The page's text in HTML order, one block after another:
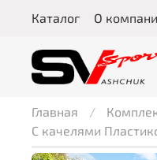
Каталог О
Главная
С качелями